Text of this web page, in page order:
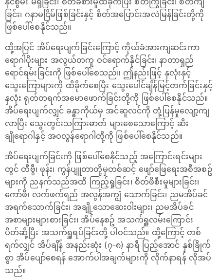
ခြင်း၊ ဂနာမငြိမ်ဖြစ်ခြင်းနှင့် စိတ်အပြောင်းအလဲမြန်ခြင်းတို့ကို
ဖြစ်‌ပေါ်စေနိုင်သည်။
ထို့အပြင် အိပ်ရေးပျက်ခြင်းကြောင့် ကိုယ်ခံအားကျဆင်းကာ
‌ရောဂါပိုးများ အလွယ်တကူ ဝင်ရောက်နိုင်ခြင်း၊ နာတာရှည်‌
ရောင်ရမ်းခြင်းကို ဖြစ်ပေါ်စေသည်။ ဤနည်းဖြင့် နှလုံးနှင့်
သွေးကြောများကို ထိခိုက်စေပြီး သွေးပေါင်ချိန်မြင့်တက်ခြင်းနှင့်
နှလုံး ရုတ်တရက်အမောဖောက်ခြင်းတို့ကို ဖြစ်ပေါ်စေနိုင်သည်။
အိပ်‌ရေးပျက်လျှင် ခန္ဓာကိုယ်မှ အင်ဆူလင်ကို တုံ့ပြန်မှုလျော့ကျ
လာပြီး သွေးတွင်းသကြားဓာတ် များစေသောကြောင့် ဆီး
ချို‌ရောဂါနှင့် အဝလွန်ရောဂါတို့ကို ဖြစ်ပေါ်စေနိုင်သည်။
အိပ်‌ရေးပျက်ခြင်းကို ဖြစ်ပေါ်စေနိုင်သည့် အကြောင်းရင်းများ
တွင် တီဗွီ၊ ဖုန်း၊ ကွန်ပျူတာတို့မှတစ်ဆင့် ဖျော်ဖြေရေးအစီအစဥ်
များကို ညနက်သည်အထိ ကြည့်ရှုခြင်း၊ စိတ်ဖိစီးမှုများခြင်း၊
ကော်ဖီ၊ လက်ဖက်ရည် အလွန်အကျွံ သောက်ခြင်း၊ ညမအိပ်ခင်
အရက်သောက်ခြင်း၊ အချို့သောဆေးဝါးများ၊ ညမအိပ်ခင်
အစာများများစားခြင်း၊ အိပ်နေစဥ် အသက်ရှူလမ်းကြောင်း
ပိတ်ဆို့ပြီး အသက်ရှူရပ်ခြင်းတို့ ပါဝင်သည်။ ထို့ကြောင့် တစ်
ရက်လျှင် အိပ်ချိန် အနည်းဆုံး (၇-၈) နာရီ ပြည့်အောင် နှစ်ခြိုက်
စွာ အိပ်ပျော်စေရန် အောက်ပါအချက်များကို လိုက်နာရန် လိုအပ်
သည်။